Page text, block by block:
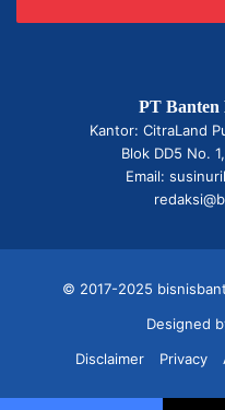
PT Banten
Kantor: CitraLand
Blok DD5 No.
Email:
© 2017-2025
Designed
Disclaimer
Privacy